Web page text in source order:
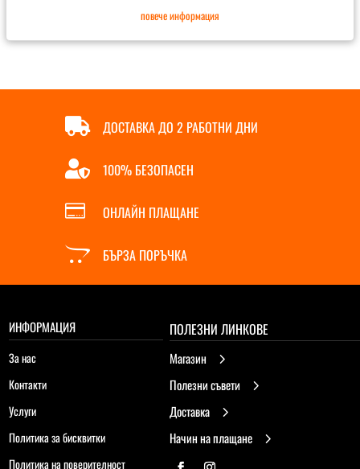
повече информация
 ДОСТАВКА ДО 2 РАБОТНИ ДНИ
 100% БЕЗОПАСЕН
 ОНЛАЙН ПЛАЩАНЕ
 БЪРЗА ПОРЪЧКА
ИНФОРМАЦИЯ
За нас
Контакти
Услуги
Политика за бисквитки
Политика на поверителност
ПОЛЕЗНИ ЛИНКОВЕ
5
Магазин
5
Полезни съвети
5
Доставка
5
Начин на плащане